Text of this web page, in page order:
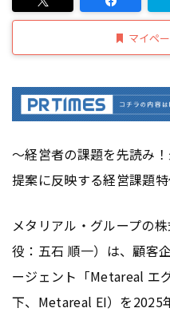
マイペ
～経営者の課題を先読み
提案に反映する経営課題
メタリアル・グループの
役：五石 順一）は、顧客
ージェント「Metareal エ
下、Metareal EI）を2025